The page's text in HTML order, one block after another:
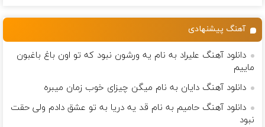
آهنگ پیشنهادی
دانلود آهنگ علیراد به نام یه ورشون نبود که تو اون باغ باغبون
ماییم
دانلود آهنگ دایان به نام میگن چیزای خوب زمان میبره
دانلود آهنگ حامیم به نام ﻗﺪ ﻳﻪ درﻳﺎ ﺑﻪ ﺗﻮ ﻋﺸﻖ دادم وﻟﻰ ﺣﻘﺖ
ﻧﺒﻮد